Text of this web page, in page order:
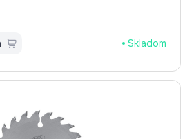
Skladom